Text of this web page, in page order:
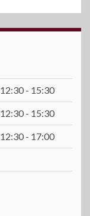
12:30 - 15:30
12:30 - 15:30
12:30 - 17:00